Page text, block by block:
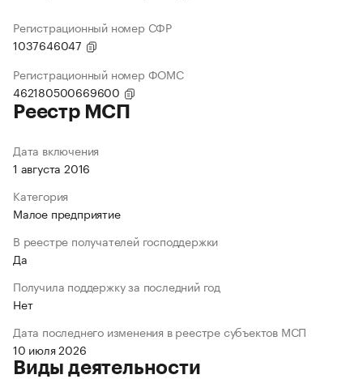
Регистрационный номер СФР
1037646047
Регистрационный номер ФОМС
462180500669600
Реестр МСП
Дата включения
1 августа 2016
Категория
Малое предприятие
В реестре получателей господдержки
Да
Получила поддержку за последний год
Нет
Дата последнего изменения в реестре субъектов МСП
10 июля 2026
Виды деятельности